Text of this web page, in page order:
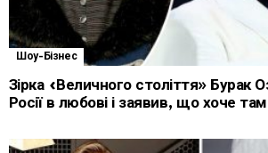
Шоу-Бізнес
Зірка «Величного століття» Бурак
Росії в любові і заявив, що хоче